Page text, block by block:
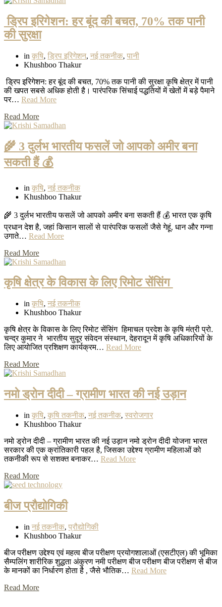
ड्रिप इरिगेशन: हर बूंद की बचत, 70% तक पानी
की सुरक्षा
in कृषि, ड्रिप इरिगेशन, नई तकनीक, पानी
Khushboo Thakur
ड्रिप इरिगेशन: हर बूंद की बचत, 70% तक पानी की सुरक्षा कृषि क्षेत्र में पानी
की खपत सबसे अधिक होती है। पारंपरिक सिंचाई पद्धतियों में खेतों में बड़े पैमाने
पर… Read More
Read More
🌾 3 दुर्लभ भारतीय फसलें जो आपको अमीर बना
सकती हैं 💰
in कृषि, नई तकनीक
Khushboo Thakur
🌾 3 दुर्लभ भारतीय फसलें जो आपको अमीर बना सकती हैं 💰 भारत एक कृषि
प्रधान देश है, जहां किसान सालों से पारंपरिक फसलों जैसे गेहूं, धान और गन्ना
उगाते… Read More
Read More
कृषि क्षेत्र के विकास के लिए रिमोट सेंसिंग
in कृषि, नई तकनीक
Khushboo Thakur
कृषि क्षेत्र के विकास के लिए रिमोट सेंसिंग हिमाचल प्रदेश के कृषि मंत्री प्रो.
चन्द्र कुमार ने भारतीय सुदूर संवेदन संस्थान, देहरादून में कृषि अधिकारियों के
लिए आयोजित प्रशिक्षण कार्यक्रम… Read More
Read More
नमो ड्रोन दीदी – ग्रामीण भारत की नई उड़ान
in कृषि, कृषि तकनीक, नई तकनीक, स्वरोजगार
Khushboo Thakur
नमो ड्रोन दीदी – ग्रामीण भारत की नई उड़ान नमो ड्रोन दीदी योजना भारत
सरकार की एक क्रांतिकारी पहल है, जिसका उद्देश्य ग्रामीण महिलाओं को
तकनीकी रूप से सशक्त बनाकर… Read More
Read More
बीज प्रौद्योगिकी
in नई तकनीक, प्रौद्योगिकी
Khushboo Thakur
बीज परीक्षण उद्देश्य एवं महत्व बीज परीक्षण प्रयोगशालाओं (एसटीएल) की भूमिका
सैम्पलिंग शारीरिक शुद्धता अंकुरण नमी परीक्षण बीज परीक्षण बीज परीक्षण से बीज
के मानकों का निर्धारण होता है , जैसे भौतिक… Read More
Read More